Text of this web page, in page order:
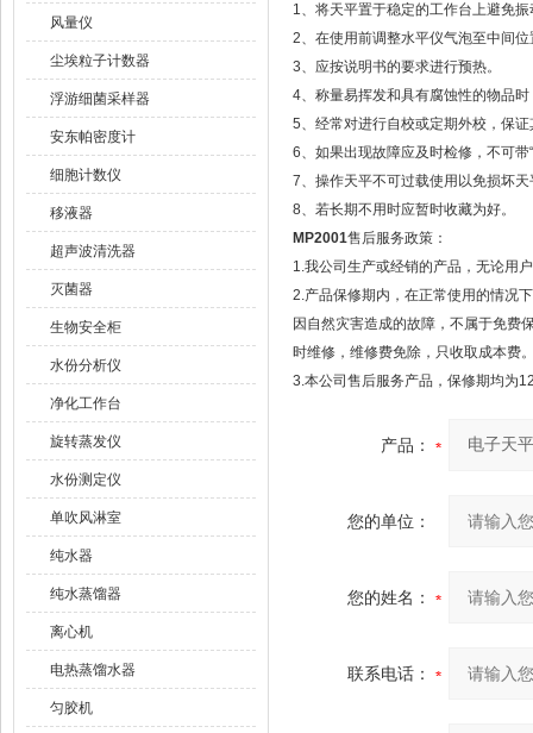
风量仪
尘埃粒子计数器
浮游细菌采样器
安东帕密度计
细胞计数仪
移液器
超声波清洗器
灭菌器
生物安全柜
水份分析仪
净化工作台
旋转蒸发仪
水份测定仪
单吹风淋室
纯水器
纯水蒸馏器
离心机
电热蒸馏水器
匀胶机
1、将天平置于稳定的工作台上避免
2、在使用前调整水平仪气泡至中间位
3、应按说明书的要求进行预热。
4、称量易挥发和具有腐蚀性的物品
5、经常对进行自校或定期外校，保
6、如果出现故障应及时检修，不可带
7、操作天平不可过载使用以免损坏天
8、若长期不用时应暂时收藏为好。
MP2001售后服务政策：
1.我公司生产或经销的产品，无论用
2.产品保修期内，在正常使用的情况
因自然灾害造成的故障，不属于免费
时维修，维修费免除，只收取成本费
3.本公司售后服务产品，保修期均为
产品：
您的单位：
您的姓名：
联系电话：